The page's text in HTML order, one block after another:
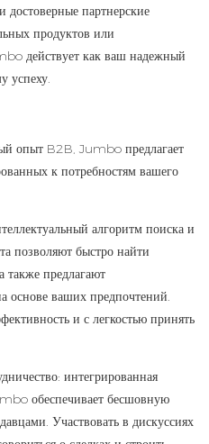
партнерские
продуктов или
действует как ваш надежный
успеху.
опыт B2B, Jumbo предлагает
к потребностям вашего
алгоритм поиска и
позволяют быстро найти
также предлагают
основе ваших предпочтений.
и с легкостью принять
интегрированная
обеспечивает бесшовную
Участвовать в дискуссиях